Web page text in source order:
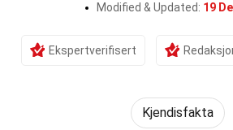
Modified & Updated: 19
Ekspertverifisert
Kjendisfakta